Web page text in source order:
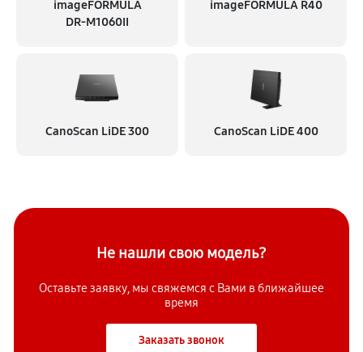
imageFORMULA
DR‑M1060II
imageFORMULA R40
CanoScan LiDE 300 CanoScan LiDE 400
Не нашли свою модель?
Оставьте заявку, мы свяжемся с Вами в ближайшее
время
Заказать звонок